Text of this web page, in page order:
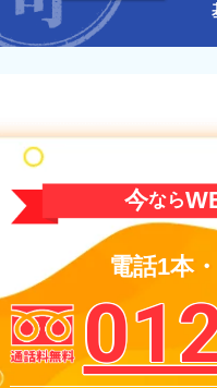
今なら
電話1本